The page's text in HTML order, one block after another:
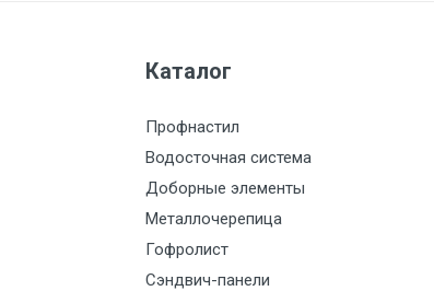
35р./км за МКАД
40р./км за МКАД
45р./км за МКАД
Каталог
Профнастил
Водосточная система
Доборные элементы
Металлочерепица
Гофролист
Сэндвич-панели